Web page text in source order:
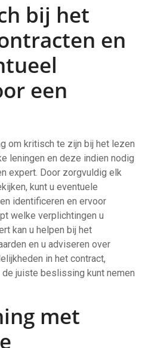
bij het
en
een
om kritisch te zijn bij het lezen
leningen en deze indien nodig
expert. Door zorgvuldig elk
kunt u eventuele
identificeren en ervoor
welke verplichtingen u
kan u helpen bij het
en u adviseren over
in het contract,
juiste beslissing kunt nemen
met